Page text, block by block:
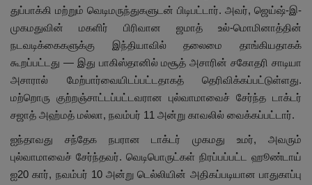
துப்பாக்கி மற்றும் வெடிமருந்துகளுடன் பிடிபட்டார். அவர், ஜெய்ஷ்-இ-
முகமதுவின் மகளிர் பிரிவான ஜமாத் உல்-மொமினாத்தின்
நடவடிக்கைகளுக்கு இந்தியாவில் தலைமை தாங்கியதாகக்
கூறப்பட்டது — இது பாகிஸ்தானில் மசூத் அசாரின் சகோதரி சாடியா
அசாரால் மேற்பார்வையிடப்பட்டதாகத் தெரிவிக்கப்பட்டுள்ளது.
மற்றொரு குற்றஞ்சாட்டப்பட்டவரான புல்வாமாவைச் சேர்ந்த டாக்டர்
சஜாத் அஹ்மத் மல்லா, நவம்பர் 11 அன்று காவலில் வைக்கப்பட்டார்.
ஐந்தாவது சந்தேக நபரான டாக்டர் முகமது உமர், அவரும்
புல்வாமாவைச் சேர்ந்தவர். வெடிபொருட்கள் நிரப்பப்பட்ட ஹூண்டாய்
ஐ20 கார், நவம்பர் 10 அன்று டெல்லியின் அதிகப்படியான பாதுகாப்பு